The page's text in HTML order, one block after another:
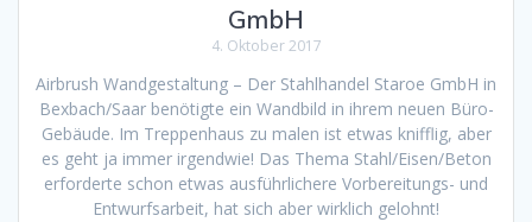
GmbH
4. Oktober 2017
Airbrush Wandgestaltung – Der Stahlhandel Staroe GmbH in
Bexbach/Saar benötigte ein Wandbild in ihrem neuen Büro-
Gebäude. Im Treppenhaus zu malen ist etwas knifflig, aber
es geht ja immer irgendwie! Das Thema Stahl/Eisen/Beton
erforderte schon etwas ausführlichere Vorbereitungs- und
Entwurfsarbeit, hat sich aber wirklich gelohnt!